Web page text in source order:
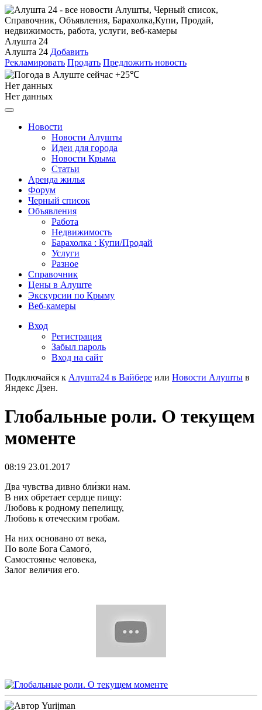
Алушта 24
Алушта 24 Добавить
Рекламировать Продать Предложить новость
+25℃
Нет данных
Нет данных
Новости
Новости Алушты
Идеи для города
Новости Крыма
Статьи
Аренда жилья
Форум
Черный список
Объявления
Работа
Недвижимость
Барахолка : Купи/Продай
Услуги
Разное
Справочник
Цены в Алуште
Экскурсии по Крыму
Веб-камеры
Вход
Регистрация
Забыл пароль
Вход на сайт
Подключайся к Алушта24 в Вайбере или Новости Алушты в
Яндекс Дзен.
Глобальные роли. О текущем
моменте
08:19 23.01.2017
Два чувства дивно бли́зки нам.
В них обретает сердце пищу:
Любовь к родному пепелищу,
Любовь к отеческим гробам.
На них основано от века,
По воле Бога Самого́,
Самостоянье человека,
Залог величия его.